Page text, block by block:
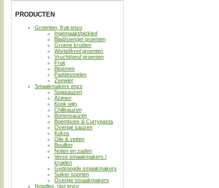
PRODUCTEN
Groenten, fruit enzo
Ingemaakt/pickled
Blad/stengel groenten
Groene kruiden
Wortel/knol groenten
Vrucht/peul groenten
Fruit
Bloemen
Paddestoelen
Zeewier
Smaakmakers enzo
Sojasauzen
Azijnen
Kook wijn
Chilisauzen
Bonensauzen
Boemboes & Currypasta
Overige sauzen
Kokos
Olie & vetten
Bouillon
Noten en zaden
Verse smaakmakers /
kruiden
Gedroogde smaakmakers
Suiker soorten
Overige smaakmakers
Noodles, rijst enzo